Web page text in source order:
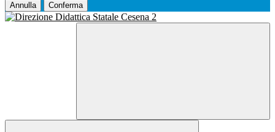
Annulla Conferma